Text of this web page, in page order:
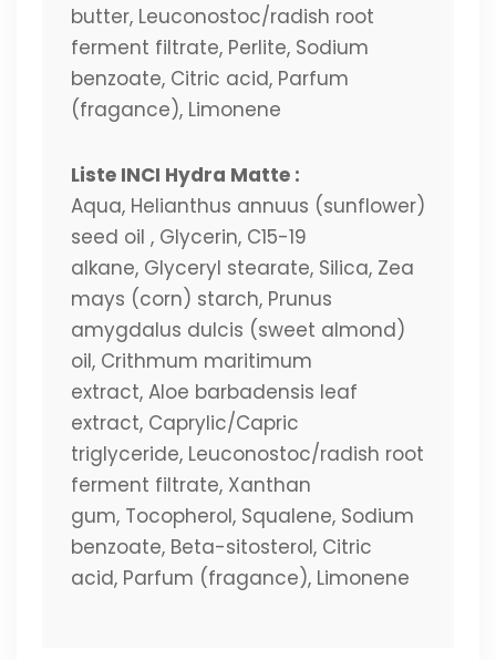
butter, Leuconostoc/radish root
ferment filtrate, Perlite, Sodium
benzoate, Citric acid, Parfum
(fragance), Limonene
Liste INCI Hydra Matte :
Aqua, Helianthus annuus (sunflower)
seed oil , Glycerin, C15-19
alkane, Glyceryl stearate, Silica, Zea
mays (corn) starch, Prunus
amygdalus dulcis (sweet almond)
oil, Crithmum maritimum
extract, Aloe barbadensis leaf
extract, Caprylic/Capric
triglyceride, Leuconostoc/radish root
ferment filtrate, Xanthan
gum, Tocopherol, Squalene, Sodium
benzoate, Beta-sitosterol, Citric
acid, Parfum (fragance), Limonene